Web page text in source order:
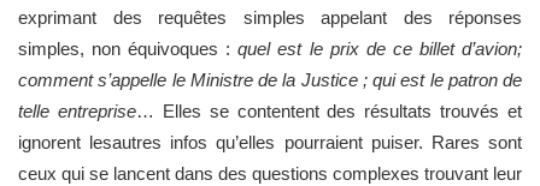
exprimant des requêtes simples appelant des réponses
simples, non équivoques :quel est le prix de ce billet d’avion;
comment s’appelle le Ministre de la Justice ; qui est le patron de
telle entreprise… Elles se contentent des résultats trouvés et
ignorent lesautres infos qu’elles pourraient puiser. Rares sont
ceux qui se lancent dans des questions complexes trouvant leur